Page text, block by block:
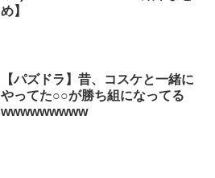
め】
【パズドラ】昔、コスケと一緒に
やってた○○が勝ち組になってる
wwwwwwwww